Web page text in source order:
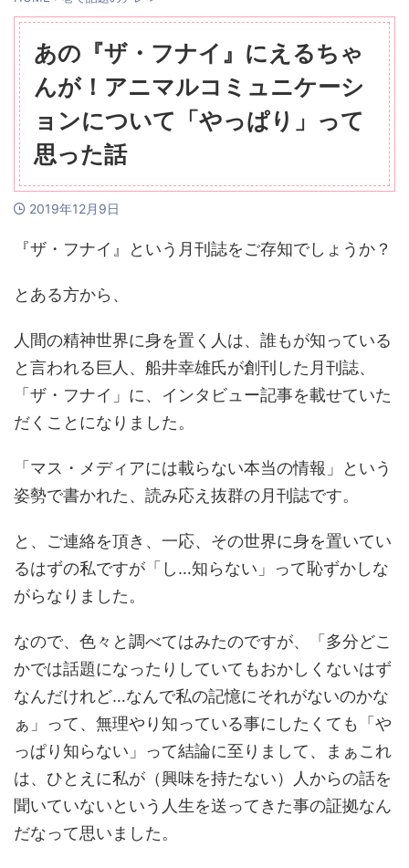
あの『ザ・フナイ』にえるちゃ
んが！アニマルコミュニケーシ
ョンについて「やっぱり」って
思った話
2019年12月9日
『ザ・フナイ』という月刊誌をご存知でしょうか？
とある方から、
人間の精神世界に身を置く人は、誰もが知っている
と言われる巨人、船井幸雄氏が創刊した月刊誌、
「ザ・フナイ」に、インタビュー記事を載せていた
だくことになりました。
「マス・メディアには載らない本当の情報」という
姿勢で書かれた、読み応え抜群の月刊誌です。
と、ご連絡を頂き、一応、その世界に身を置いてい
るはずの私ですが「し…知らない」って恥ずかしな
がらなりました。
なので、色々と調べてはみたのですが、「多分どこ
かでは話題になったりしていてもおかしくないはず
なんだけれど…なんで私の記憶にそれがないのかな
ぁ」って、無理やり知っている事にしたくても「や
っぱり知らない」って結論に至りまして、まぁこれ
は、ひとえに私が（興味を持たない）人からの話を
聞いていないという人生を送ってきた事の証拠なん
だなって思いました。